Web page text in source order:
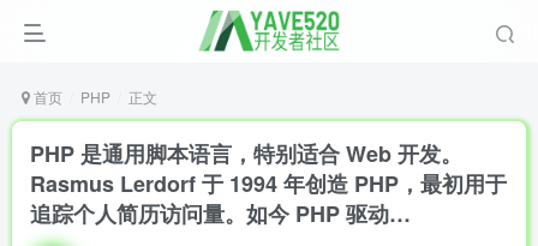
首页 PHP 正文
PHP 是通用脚本语言，特别适合 Web 开发。
Rasmus Lerdorf 于 1994 年创造 PHP，最初用于
追踪个人简历访问量。如今 PHP 驱动…